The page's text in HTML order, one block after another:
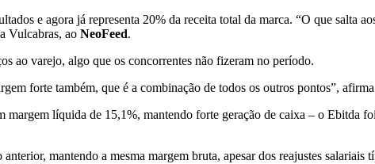
e agora já representa 20% da receita total da marca. “O que salta
Vulcabras, ao NeoFeed.
ao varejo, algo que os concorrentes não fizeram no período.
forte também, que é a combinação de todos os outros pontos”,
líquida de 15,1%, mantendo forte geração de caixa – o Ebitda
mantendo a mesma margem bruta, apesar dos reajustes